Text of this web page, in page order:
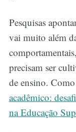
Pesquisas
vai muito além
precisam ser
de ensino.
acadêmico:
na Educação